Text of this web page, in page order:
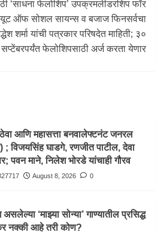
‘साधना फेलोशिप’ उपक्रमलीडरशिप फॉर
ऑफ सोशल सायन्स व बजाज फिनसर्वचा
शर्मा यांची पत्रकार परिषदेत माहिती; ३०
सप्टेंबरपर्यंत फेलोशिपसाठी अर्ज करता येणार
आणि महासत्ता बनवालेफ्टनंट जनरल
; विजयसिंह घाडगे, रणजीत पाटील, देवा
पवन माने, निलेश भोरडे यांचाही गौरव
August 8, 2026
0
‘माझ्या सोन्या’ गाण्यातील प्रसिद्ध
नक्की आहे तरी कोण?